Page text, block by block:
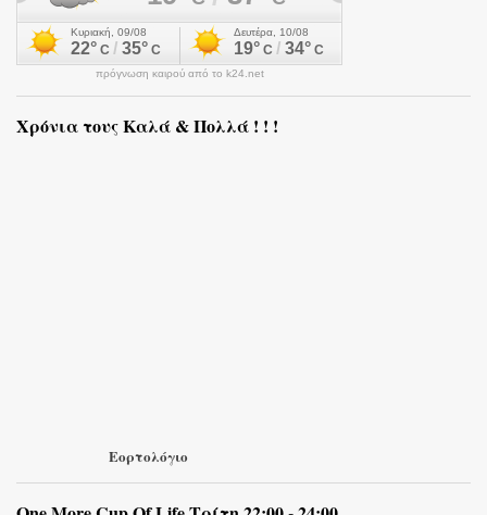
πρόγνωση καιρού από το k24.net
Χρόνια τους Καλά & Πολλά ! ! !
Εορτολόγιο